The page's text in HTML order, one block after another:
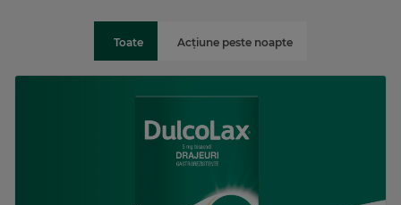
Toate Acțiune peste noapte